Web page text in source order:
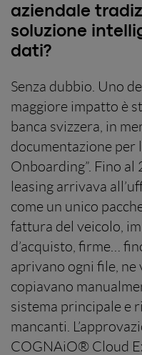
aziendale
soluzione
dati?
Senza dubbio. Uno
maggiore impatto è
banca svizzera, in
documentazione per
Onboarding”. Fino
leasing arrivava
come un unico
fattura del veicolo,
d’acquisto, firme…
aprivano ogni file, ne
copiavano
sistema principale e
mancanti.
COGNAiO® Cloud